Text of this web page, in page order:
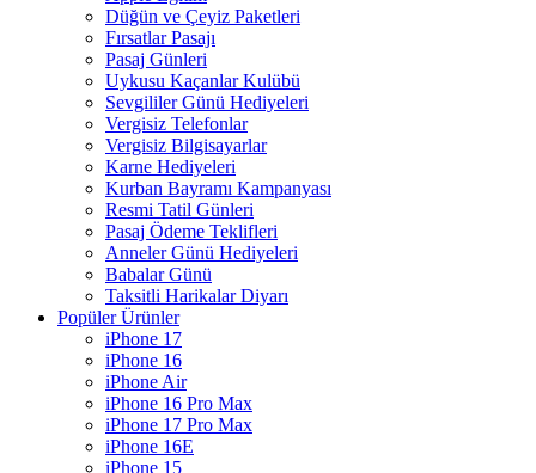
Düğün ve Çeyiz Paketleri
Fırsatlar Pasajı
Pasaj Günleri
Uykusu Kaçanlar Kulübü
Sevgililer Günü Hediyeleri
Vergisiz Telefonlar
Vergisiz Bilgisayarlar
Karne Hediyeleri
Kurban Bayramı Kampanyası
Resmi Tatil Günleri
Pasaj Ödeme Teklifleri
Anneler Günü Hediyeleri
Babalar Günü
Taksitli Harikalar Diyarı
Popüler Ürünler
iPhone 17
iPhone 16
iPhone Air
iPhone 16 Pro Max
iPhone 17 Pro Max
iPhone 16E
iPhone 15